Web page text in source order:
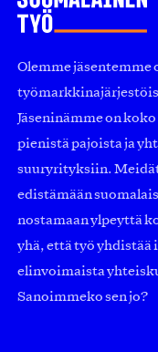
Olemme jäsentemme
Jäseninämme on
pienistä pajoista ja
suuryrityksiin.
edistämään
nostamaan ylpeyttä
yhä, että työ yhdistää
elinvoimaista
Sanoimmeko sen jo?